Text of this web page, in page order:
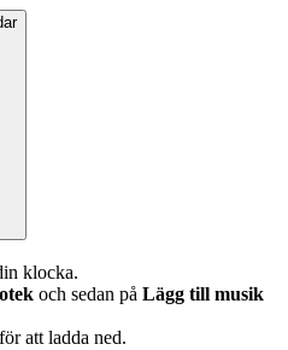
klocka.
och sedan på Lägg till musik
för att ladda ned.